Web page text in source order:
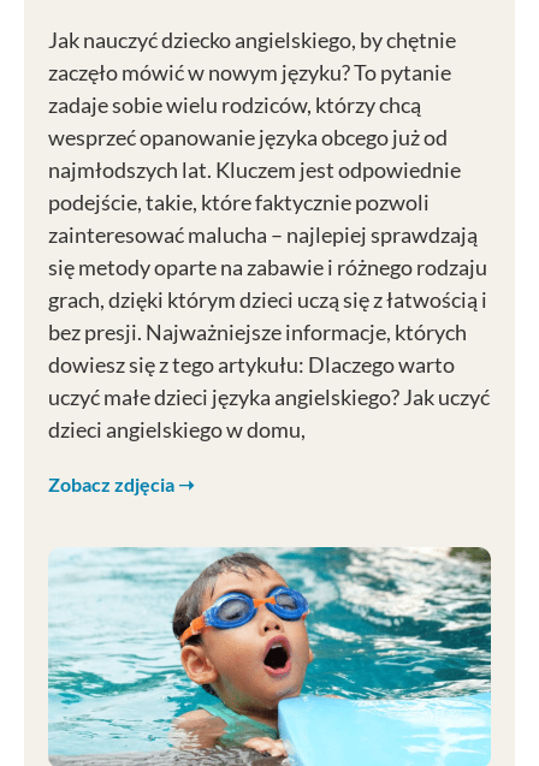
Jak nauczyć dziecko angielskiego, by chętnie
zaczęło mówić w nowym języku? To pytanie
zadaje sobie wielu rodziców, którzy chcą
wesprzeć opanowanie języka obcego już od
najmłodszych lat. Kluczem jest odpowiednie
podejście, takie, które faktycznie pozwoli
zainteresować malucha – najlepiej sprawdzają
się metody oparte na zabawie i różnego rodzaju
grach, dzięki którym dzieci uczą się z łatwością i
bez presji. Najważniejsze informacje, których
dowiesz się z tego artykułu: Dlaczego warto
uczyć małe dzieci języka angielskiego? Jak uczyć
dzieci angielskiego w domu,
Zobacz zdjęcia ➝